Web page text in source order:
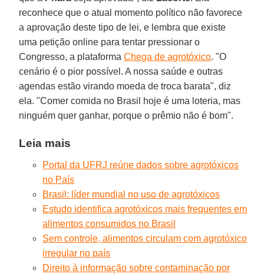
reconhece que o atual momento político não favorece
a aprovação deste tipo de lei, e lembra que existe
uma petição online para tentar pressionar o
Congresso, a plataformaChega de agrotóxico. "O
cenário é o pior possível. A nossa saúde e outras
agendas estão virando moeda de troca barata", diz
ela. "Comer comida no Brasil hoje é uma loteria, mas
ninguém quer ganhar, porque o prêmio não é bom".
Leia mais
Portal da UFRJ reúne dados sobre agrotóxicos
no País
Brasil: líder mundial no uso de agrotóxicos
Estudo identifica agrotóxicos mais frequentes em
alimentos consumidos no Brasil
Sem controle, alimentos circulam com agrotóxico
irregular no país
Direito à informação sobre contaminação por